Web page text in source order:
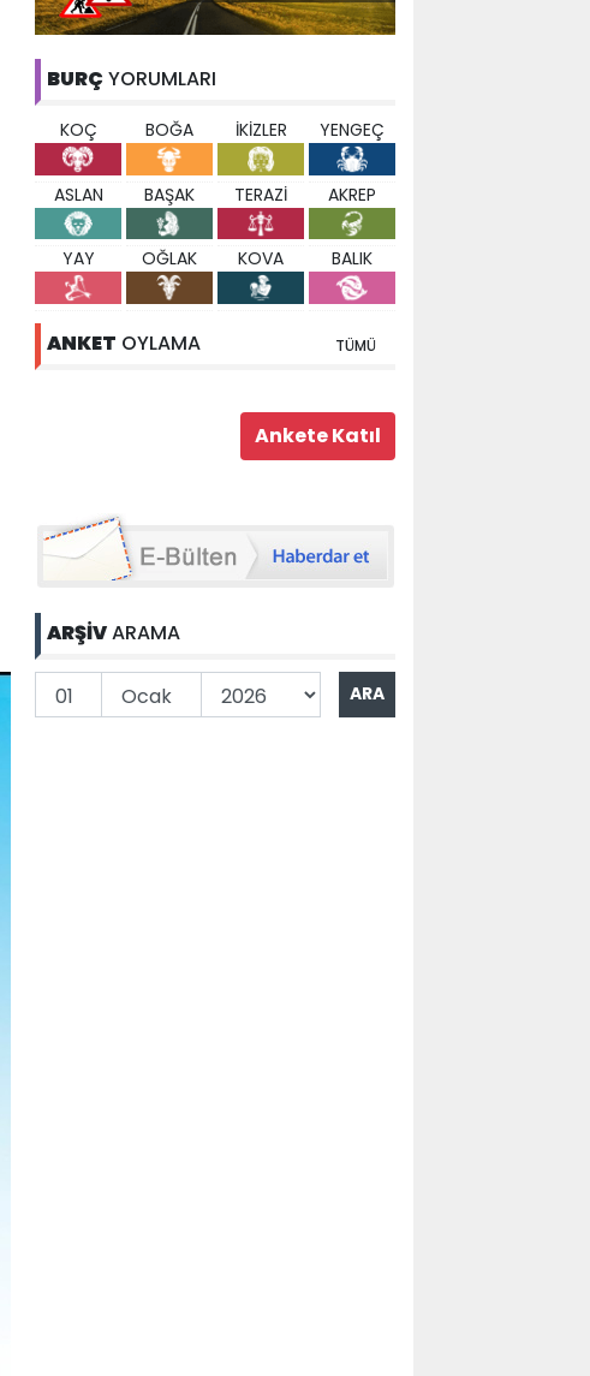
BURÇ YORUMLARI
KOÇ BOĞA İKİZLER YENGEÇ
ASLAN BAŞAK TERAZİ AKREP
YAY OĞLAK KOVA BALIK
ANKET OYLAMA TÜMÜ
ARŞİVARAMA